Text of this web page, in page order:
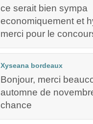
ce serait bien sympa
economiquement et
merci pour le
Xyseana bordeaux
Bonjour, merci
automne de
chance